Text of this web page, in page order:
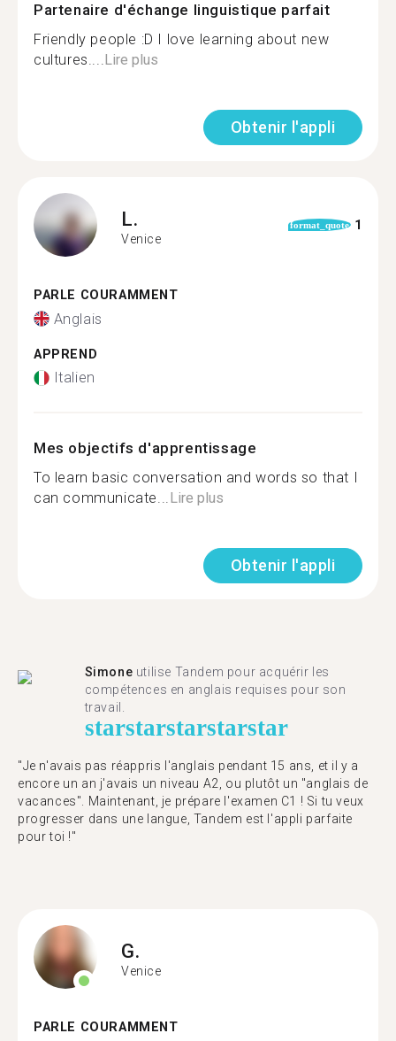
Partenaire d'échange linguistique parfait
Friendly people :D I love learning about new
cultures....Lire plus
Obtenir l'appli
L.
Venice
format_quote 1
PARLE COURAMMENT
Anglais
APPREND
Italien
Mes objectifs d'apprentissage
To learn basic conversation and words so that I
can communicate...Lire plus
Obtenir l'appli
Simone utilise Tandem pour acquérir les
compétences en anglais requises pour son
travail.
starstarstarstarstar
"Je n'avais pas réappris l'anglais pendant 15 ans, et il y a
encore un an j'avais un niveau A2, ou plutôt un "anglais de
vacances". Maintenant, je prépare l'examen C1 ! Si tu veux
progresser dans une langue, Tandem est l'appli parfaite
pour toi !"
G.
Venice
PARLE COURAMMENT